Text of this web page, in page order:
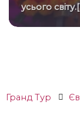
усього
Гранд Тур